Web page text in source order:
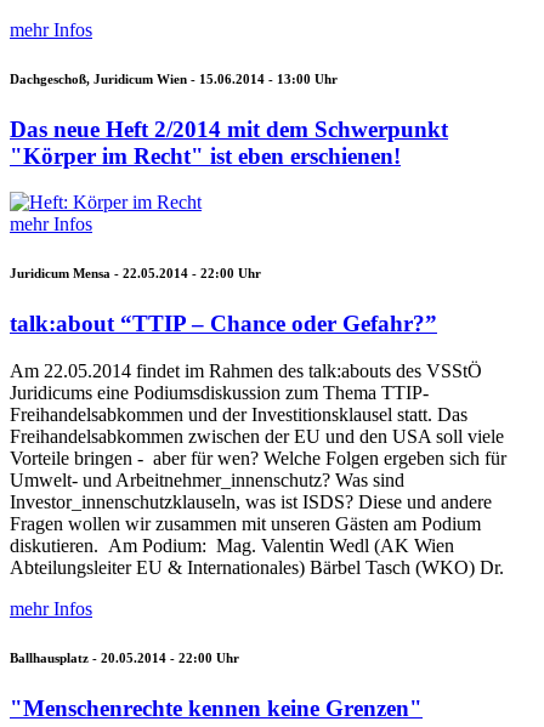
mehr Infos
Dachgeschoß, Juridicum Wien - 15.06.2014 - 13:00 Uhr
Das neue Heft 2/2014 mit dem Schwerpunkt
"Körper im Recht" ist eben erschienen!
mehr Infos
Juridicum Mensa - 22.05.2014 - 22:00 Uhr
talk:about “TTIP – Chance oder Gefahr?”
Am 22.05.2014 findet im Rahmen des talk:abouts des VSStÖ
Juridicums eine Podiumsdiskussion zum Thema TTIP-
Freihandelsabkommen und der Investitionsklausel statt. Das
Freihandelsabkommen zwischen der EU und den USA soll viele
Vorteile bringen - aber für wen? Welche Folgen ergeben sich für
Umwelt- und Arbeitnehmer_innenschutz? Was sind
Investor_innenschutzklauseln, was ist ISDS? Diese und andere
Fragen wollen wir zusammen mit unseren Gästen am Podium
diskutieren. Am Podium: Mag. Valentin Wedl (AK Wien
Abteilungsleiter EU & Internationales) Bärbel Tasch (WKO) Dr.
mehr Infos
Ballhausplatz - 20.05.2014 - 22:00 Uhr
"Menschenrechte kennen keine Grenzen"